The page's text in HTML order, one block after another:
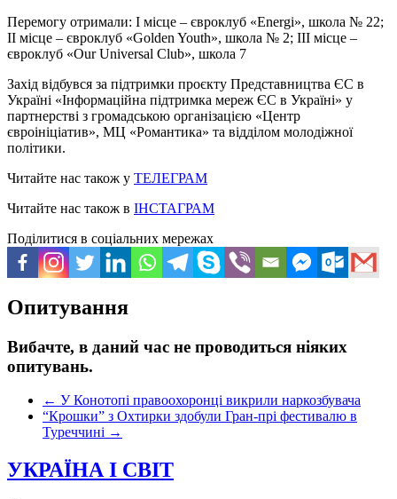
Перемогу отримали: I місце – євроклуб «Energi», школа № 22;
II місце – євроклуб «Golden Youth», школа № 2; III місце –
євроклуб «Our Universal Club», школа 7
Захід відбувся за підтримки проєкту Представництва ЄС в
Україні «Інформаційна підтримка мереж ЄС в Україні» у
партнерстві з громадською організацією «Центр
євроініціатив», МЦ «Романтика» та відділом молодіжної
політики.
Читайте нас також у ТЕЛЕГРАМ
Читайте нас також в ІНСТАГРАМ
Поділитися в соціальних мережах
Опитування
Вибачте, в даний час не проводиться ніяких
опитувань.
← У Конотопі правоохоронці викрили наркозбувача
“Крошки” з Охтирки здобули Гран-прі фестивалю в
Туреччині →
УКРАЇНА І СВІТ